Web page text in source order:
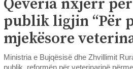
Qeveria nxjerr
publik ligjin “Për
mjekësore
Ministria e Bujqësisë dhe Zhvillimit
publik, reformën për veterinarinë